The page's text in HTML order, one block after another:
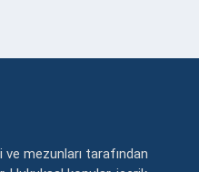
mezunları tarafından